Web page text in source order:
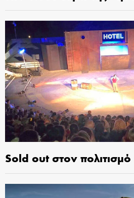
Sold out στον πολιτισμό